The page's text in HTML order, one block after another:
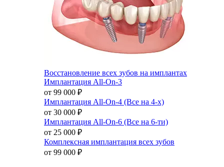
Восстановление всех зубов на имплантах
Имплантация All-On-3
от 99 000 ₽
Имплантация All-On-4 (Все на 4-х)
от 30 000 ₽
Имплантация All-On-6 (Все на 6-ти)
от 25 000 ₽
Комплексная имплантация всех зубов
от 99 000 ₽